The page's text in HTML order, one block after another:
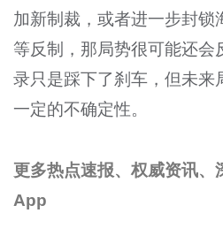
加新制裁，或者进一步封锁
等反制，那局势很可能还会
录只是踩下了刹车，但未来
一定的不确定性。
更多热点速报、权威资讯、
App